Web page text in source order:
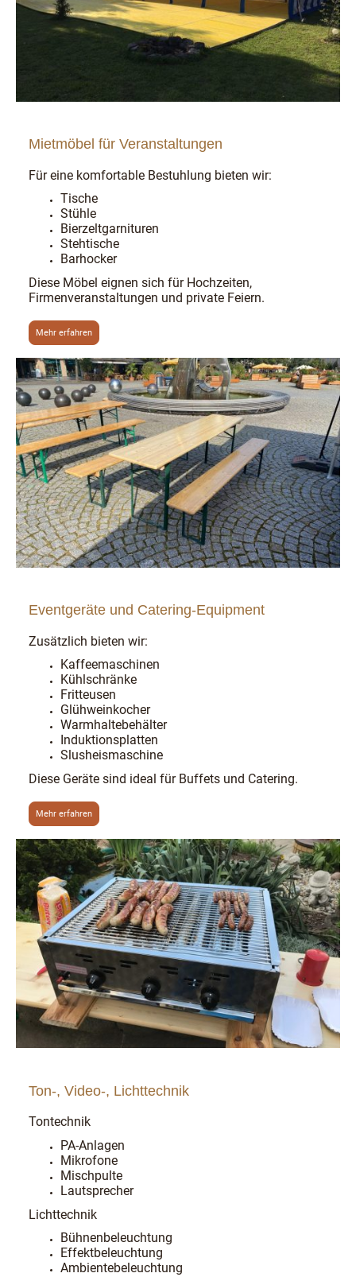
Mietmöbel für Veranstaltungen
Für eine komfortable Bestuhlung bieten wir:
Tische
Stühle
Bierzeltgarnituren
Stehtische
Barhocker
Diese Möbel eignen sich für Hochzeiten,
Firmenveranstaltungen und private Feiern.
Mehr erfahren
Eventgeräte und Catering-Equipment
Zusätzlich bieten wir:
Kaffeemaschinen
Kühlschränke
Fritteusen
Glühweinkocher
Warmhaltebehälter
Induktionsplatten
Slusheismaschine
Diese Geräte sind ideal für Buffets und Catering.
Mehr erfahren
Ton-, Video-, Lichttechnik
Tontechnik
PA-Anlagen
Mikrofone
Mischpulte
Lautsprecher
Lichttechnik
Bühnenbeleuchtung
Effektbeleuchtung
Ambientebeleuchtung